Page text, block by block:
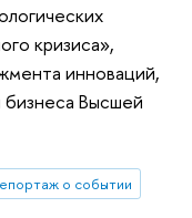
кризиса»,
инноваций,
Высшей
о событии